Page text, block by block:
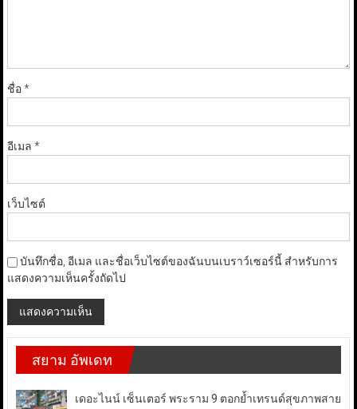
ชื่อ*
อีเมล *
เว็บไซต์
บันทึกชื่อ, อีเมล และชื่อเว็บไซต์ของฉันบนเบราว์เซอร์นี้ สำหรับการ
แสดงความเห็นครั้งถัดไป
สยาม อัพเดท
เดอะไนน์ เซ็นเตอร์ พระราม 9 ตอกย้ำเทรนด์สุขภาพสาย